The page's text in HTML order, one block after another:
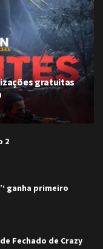
gratuitas
2
ganha primeiro
Fechado de Crazy